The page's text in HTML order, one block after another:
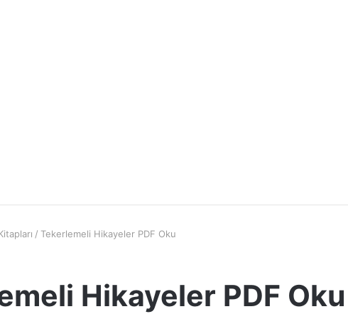
/ Tekerlemeli Hikayeler PDF Oku
Hikayeler PDF Oku